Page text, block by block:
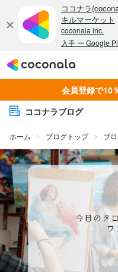
会員登録で10
ココナラブログ
ホーム ブログトップ ブ